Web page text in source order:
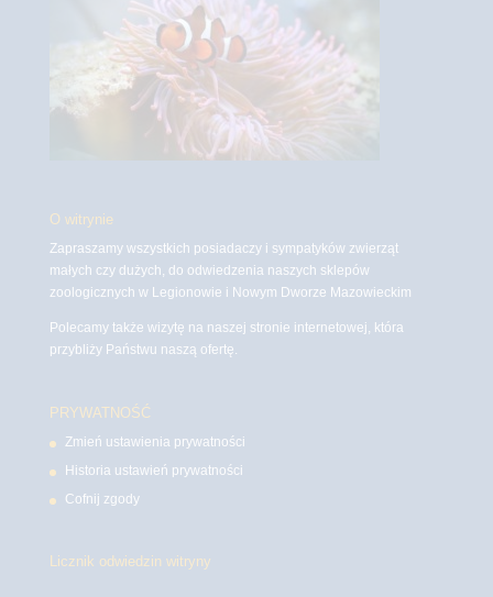
O witrynie
Zapraszamy wszystkich posiadaczy i sympatyków zwierząt
małych czy dużych, do odwiedzenia naszych sklepów
zoologicznych w Legionowie i Nowym Dworze Mazowieckim
Polecamy także wizytę na naszej stronie internetowej, która
przybliży Państwu naszą ofertę.
PRYWATNOŚĆ
Zmień ustawienia prywatności
Historia ustawień prywatności
Cofnij zgody
Licznik odwiedzin witryny